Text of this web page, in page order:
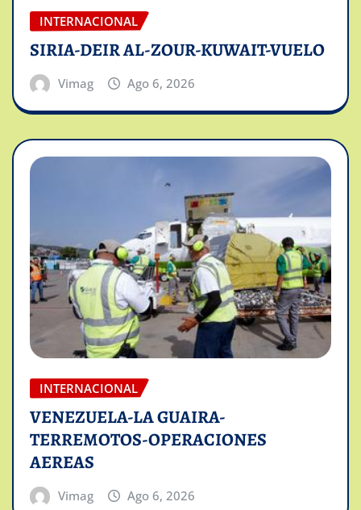
INTERNACIONAL
SIRIA-DEIR AL-ZOUR-KUWAIT-VUELO
Vimag Ago 6, 2026
INTERNACIONAL
VENEZUELA-LA GUAIRA-
TERREMOTOS-OPERACIONES
AEREAS
Vimag Ago 6, 2026